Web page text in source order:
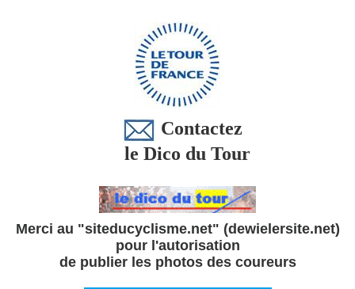
Contactez
le Dico du Tour
Merci au "siteducyclisme.net" (dewielersite.net)
pour l'autorisation
de publier les photos des coureurs